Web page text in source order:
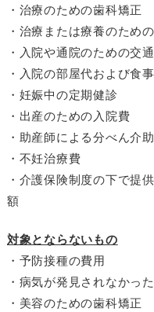
・治療のための歯科矯正
・治療または療養のため
・入院や通院のための交
・入院の部屋代および食
・妊娠中の定期健診
・出産のための入院費
・助産師による分べん介
・不妊治療費
・介護保険制度の下で提
額
対象とならないもの
・予防接種の費用
・病気が発見されなかっ
・美容のための歯科矯正